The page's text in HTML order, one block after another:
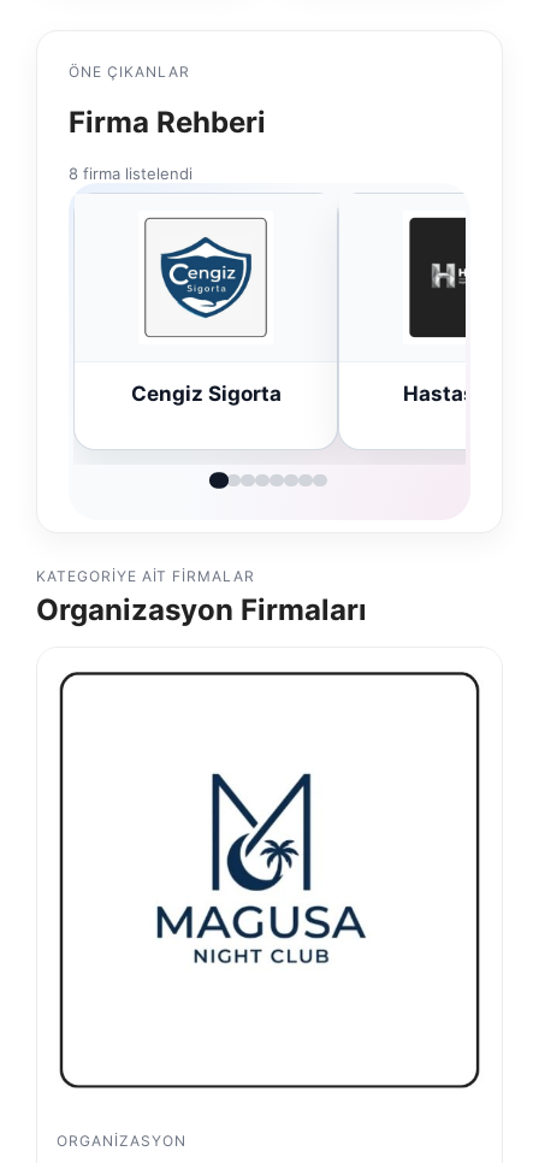
ÖNE ÇIKANLAR
Firma Rehberi
8 firma listelendi
Cengiz Sigorta Hastaş Beton
KATEGORIYE AIT FIRMALAR
Organizasyon Firmaları
ORGANIZASYON